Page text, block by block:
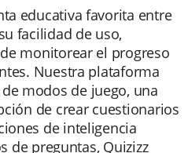
educativa favorita entre
facilidad de uso,
monitorear el progreso
Nuestra plataforma
modos de juego, una
de crear cuestionarios
de inteligencia
de preguntas, Quizizz